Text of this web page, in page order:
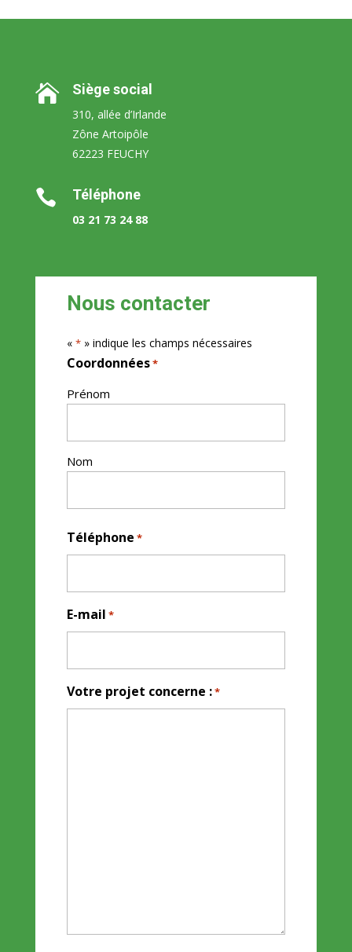
 Siège social
310, allée d’Irlande
Zône Artoipôle
62223 FEUCHY
 Téléphone
03 21 73 24 88
Nous contacter
« *» indique les champs nécessaires
Coordonnées*
Prénom
Nom
Téléphone *
E-mail *
Votre projet concerne :*